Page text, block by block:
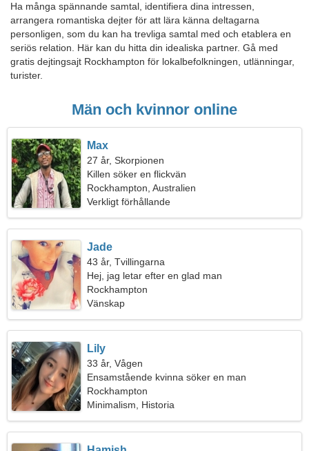
Ha många spännande samtal, identifiera dina intressen,
arrangera romantiska dejter för att lära känna deltagarna
personligen, som du kan ha trevliga samtal med och etablera en
seriös relation. Här kan du hitta din idealiska partner. Gå med
gratis dejtingsajt Rockhampton för lokalbefolkningen, utlänningar,
turister.
Män och kvinnor online
Max
27 år, Skorpionen
Killen söker en flickvän
Rockhampton, Australien
Verkligt förhållande
Jade
43 år, Tvillingarna
Hej, jag letar efter en glad man
Rockhampton
Vänskap
Lily
33 år, Vågen
Ensamstående kvinna söker en man
Rockhampton
Minimalism, Historia